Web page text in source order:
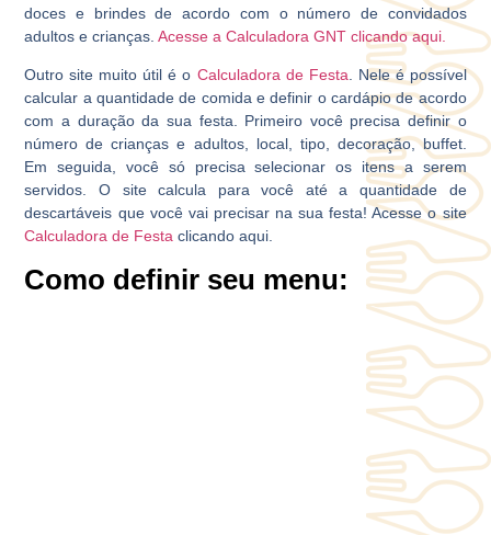
doces e brindes de acordo com o número de convidados
adultos e crianças.Acesse a Calculadora GNT clicando aqui.
Outro site muito útil é o Calculadora de Festa . Nele é possível
calcular a quantidade de comida e definir o cardápio de acordo
com a duração da sua festa. Primeiro você precisa definir o
número de crianças e adultos, local, tipo, decoração, buffet.
Em seguida, você só precisa selecionar os itens a serem
servidos. O site calcula para você até a quantidade de
descartáveis que você vai precisar na sua festa! Acesse o site
Calculadora de Festa clicando aqui.
Como definir seu menu: